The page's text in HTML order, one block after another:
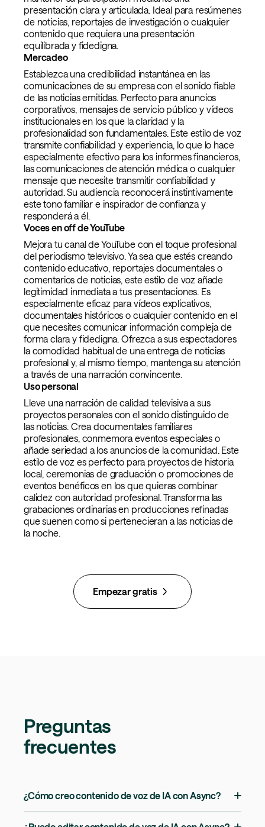
presentación clara y articulada. Ideal para resúmenes
de noticias, reportajes de investigación o cualquier
contenido que requiera una presentación
equilibrada y fidedigna.
Mercadeo
Establezca una credibilidad instantánea en las
comunicaciones de su empresa con el sonido fiable
de las noticias emitidas. Perfecto para anuncios
corporativos, mensajes de servicio público y vídeos
institucionales en los que la claridad y la
profesionalidad son fundamentales. Este estilo de voz
transmite confiabilidad y experiencia, lo que lo hace
especialmente efectivo para los informes financieros,
las comunicaciones de atención médica o cualquier
mensaje que necesite transmitir confiabilidad y
autoridad. Su audiencia reconocerá instintivamente
este tono familiar e inspirador de confianza y
responderá a él.
Voces en off de YouTube
Mejora tu canal de YouTube con el toque profesional
del periodismo televisivo. Ya sea que estés creando
contenido educativo, reportajes documentales o
comentarios de noticias, este estilo de voz añade
legitimidad inmediata a tus presentaciones. Es
especialmente eficaz para vídeos explicativos,
documentales históricos o cualquier contenido en el
que necesites comunicar información compleja de
forma clara y fidedigna. Ofrezca a sus espectadores
la comodidad habitual de una entrega de noticias
profesional y, al mismo tiempo, mantenga su atención
a través de una narración convincente.
Uso personal
Lleve una narración de calidad televisiva a sus
proyectos personales con el sonido distinguido de
las noticias. Crea documentales familiares
profesionales, conmemora eventos especiales o
añade seriedad a los anuncios de la comunidad. Este
estilo de voz es perfecto para proyectos de historia
local, ceremonias de graduación o promociones de
eventos benéficos en los que quieras combinar
calidez con autoridad profesional. Transforma las
grabaciones ordinarias en producciones refinadas
que suenen como si pertenecieran a las noticias de
la noche.
Empezar gratis
Preguntas
frecuentes
¿Cómo creo contenido de voz de IA con Async?